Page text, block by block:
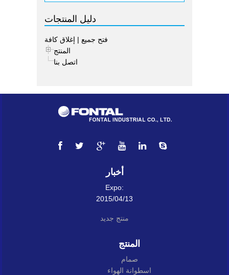
دليل المنتجات
فتح جميع | إغلاق كافة
المنتج
اتصل بنا
أخبار
Expo:
2015/04/13
منتج جديد
المنتج
صمام
اسطوانة الهواء